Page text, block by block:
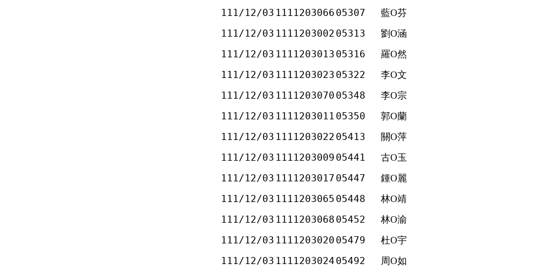
111/12/03 1111203066 05307 藍O芬
111/12/03 1111203002 05313 劉O涵
111/12/03 1111203013 05316 羅O然
111/12/03 1111203023 05322 李O文
111/12/03 1111203070 05348 李O宗
111/12/03 1111203011 05350 郭O蘭
111/12/03 1111203022 05413 關O萍
111/12/03 1111203009 05441 古O玉
111/12/03 1111203017 05447 鍾O麗
111/12/03 1111203065 05448 林O靖
111/12/03 1111203068 05452 林O渝
111/12/03 1111203020 05479 杜O宇
111/12/03 1111203024 05492 周O如